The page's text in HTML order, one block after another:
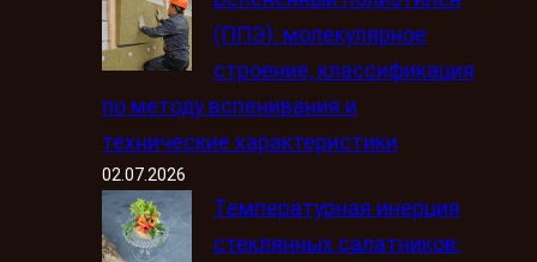
(ППЭ): молекулярное
строение, классификация
по методу вспенивания и
технические характеристики
02.07.2026
Температурная инерция
стеклянных салатников: